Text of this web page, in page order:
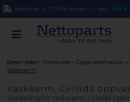
Bestill før kl. 17.00 så sender vi i dag*
Reservedel - hvitevare » Oppvaskmaskin »
Vaskearm
Vaskearm, Cylinda
Vurdering forVaskearm, Cylinda